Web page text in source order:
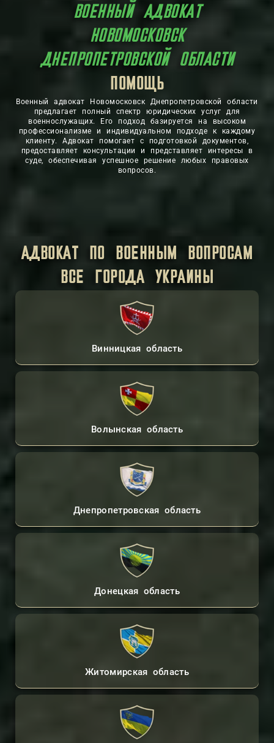
ВОЕННЫЙ АДВОКАТ
НОВОМОСКОВСК
ДНЕПРОПЕТРОВСКОЙ ОБЛАСТИ
ЗАЩИТА
ПОМОЩЬ
Военный адвокат Новомосковск Днепропетровской области
предлагает полный спектр юридических услуг для
военнослужащих. Его подход базируется на высоком
профессионализме и индивидуальном подходе к каждому
клиенту. Адвокат помогает с подготовкой документов,
предоставляет консультации и представляет интересы в
суде, обеспечивая успешное решение любых правовых
вопросов.
АДВОКАТ ПО ВОЕННЫМ ВОПРОСАМ
ВСЕ ГОРОДА УКРАИНЫ
Винницкая область
Волынская область
Днепропетровская область
Донецкая область
Житомирская область